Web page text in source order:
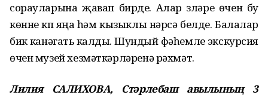
сорауларына җавап бирде. Алар үзләре өчен бу
көнне күп яңа һәм кызыклы нәрсә белде. Балалар
бик канәгать калды. Шундый фәһемле экскурсия
өчен музей хезмәткәрләренә рәхмәт.
Лилия САЛИХОВА, Стәрлебаш авылының 3